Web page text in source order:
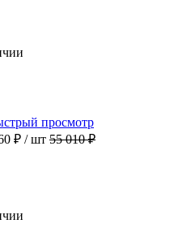
просмотр
₽ / шт 55 010 ₽